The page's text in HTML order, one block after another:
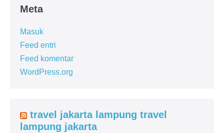
Meta
Masuk
Feed entri
Feed komentar
WordPress.org
travel jakarta lampung travel
lampung jakarta